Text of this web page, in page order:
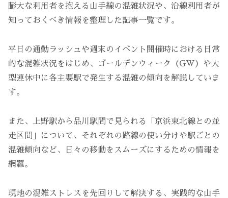
膨大な利用者を抱える山手線の混雑状況や、沿線利用者が
知っておくべき情報を整理した記事一覧です。
平日の通勤ラッシュや週末のイベント開催時における日常
的な混雑状況をはじめ、ゴールデンウィーク（GW）や大
型連休中に各主要駅で発生する混雑の傾向を解説していま
す。
また、上野駅から品川駅間で見られる「京浜東北線との並
走区間」について、それぞれの路線の使い分けや駅ごとの
混雑傾向など、日々の移動をスムーズにするための情報を
網羅。
現地の混雑ストレスを先回りして解決する、実践的な山手